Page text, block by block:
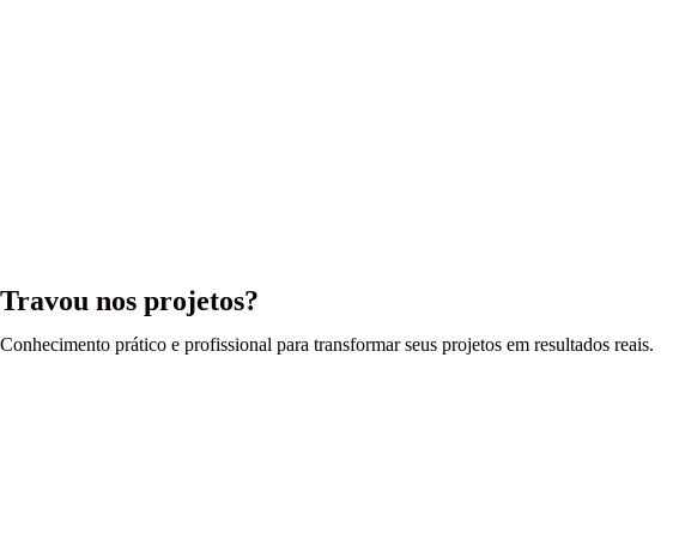
Travou nos projetos?
Conhecimento prático e profissional para transformar seus projetos em resultados reais.